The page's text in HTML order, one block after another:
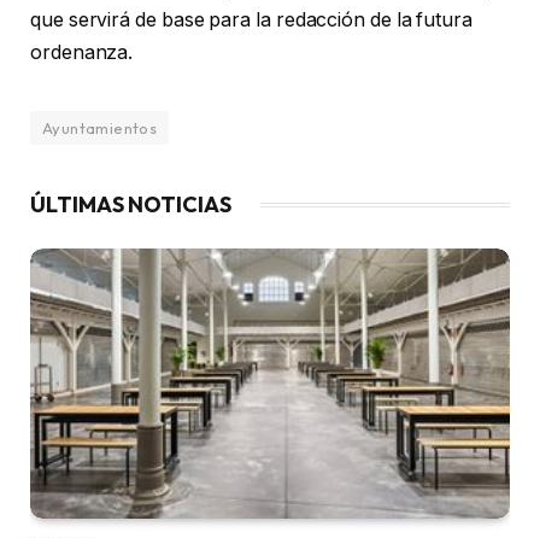
que servirá de base para la redacción de la futura
ordenanza.
Ayuntamientos
ÚLTIMAS NOTICIAS